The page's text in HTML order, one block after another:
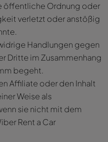
öffentliche Ordnung oder
verletzt oder anstößig
Handlungen gegen
Dritte im Zusammenhang
begeht.
Affiliate oder den Inhalt
Weise als
sie nicht mit dem
Rent a Car